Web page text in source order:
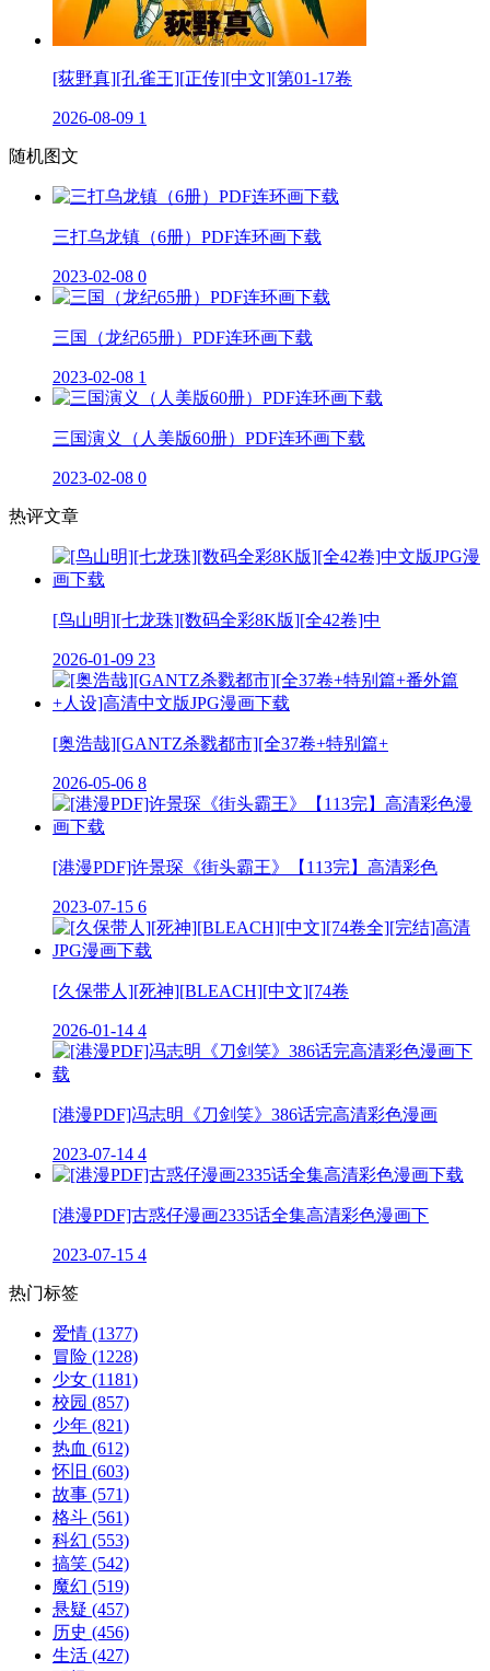
[荻野真][孔雀王][正传][中文][第01-17卷
2026-08-09 1
随机图文
三打乌龙镇（6册）PDF连环画下载
2023-02-08 0
三国（龙纪65册）PDF连环画下载
2023-02-08 1
三国演义（人美版60册）PDF连环画下载
2023-02-08 0
热评文章
[鸟山明][七龙珠][数码全彩8K版][全42卷]中
2026-01-09 23
[奥浩哉][GANTZ杀戮都市][全37卷+特别篇+
2026-05-06 8
[港漫PDF]许景琛《街头霸王》【113完】高清彩色
2023-07-15 6
[久保带人][死神][BLEACH][中文][74卷
2026-01-14 4
[港漫PDF]冯志明《刀剑笑》386话完高清彩色漫画
2023-07-14 4
[港漫PDF]古惑仔漫画2335话全集高清彩色漫画下
2023-07-15 4
热门标签
爱情 (1377)
冒险 (1228)
少女 (1181)
校园 (857)
少年 (821)
热血 (612)
怀旧 (603)
故事 (571)
格斗 (561)
科幻 (553)
搞笑 (542)
魔幻 (519)
悬疑 (457)
历史 (456)
生活 (427)